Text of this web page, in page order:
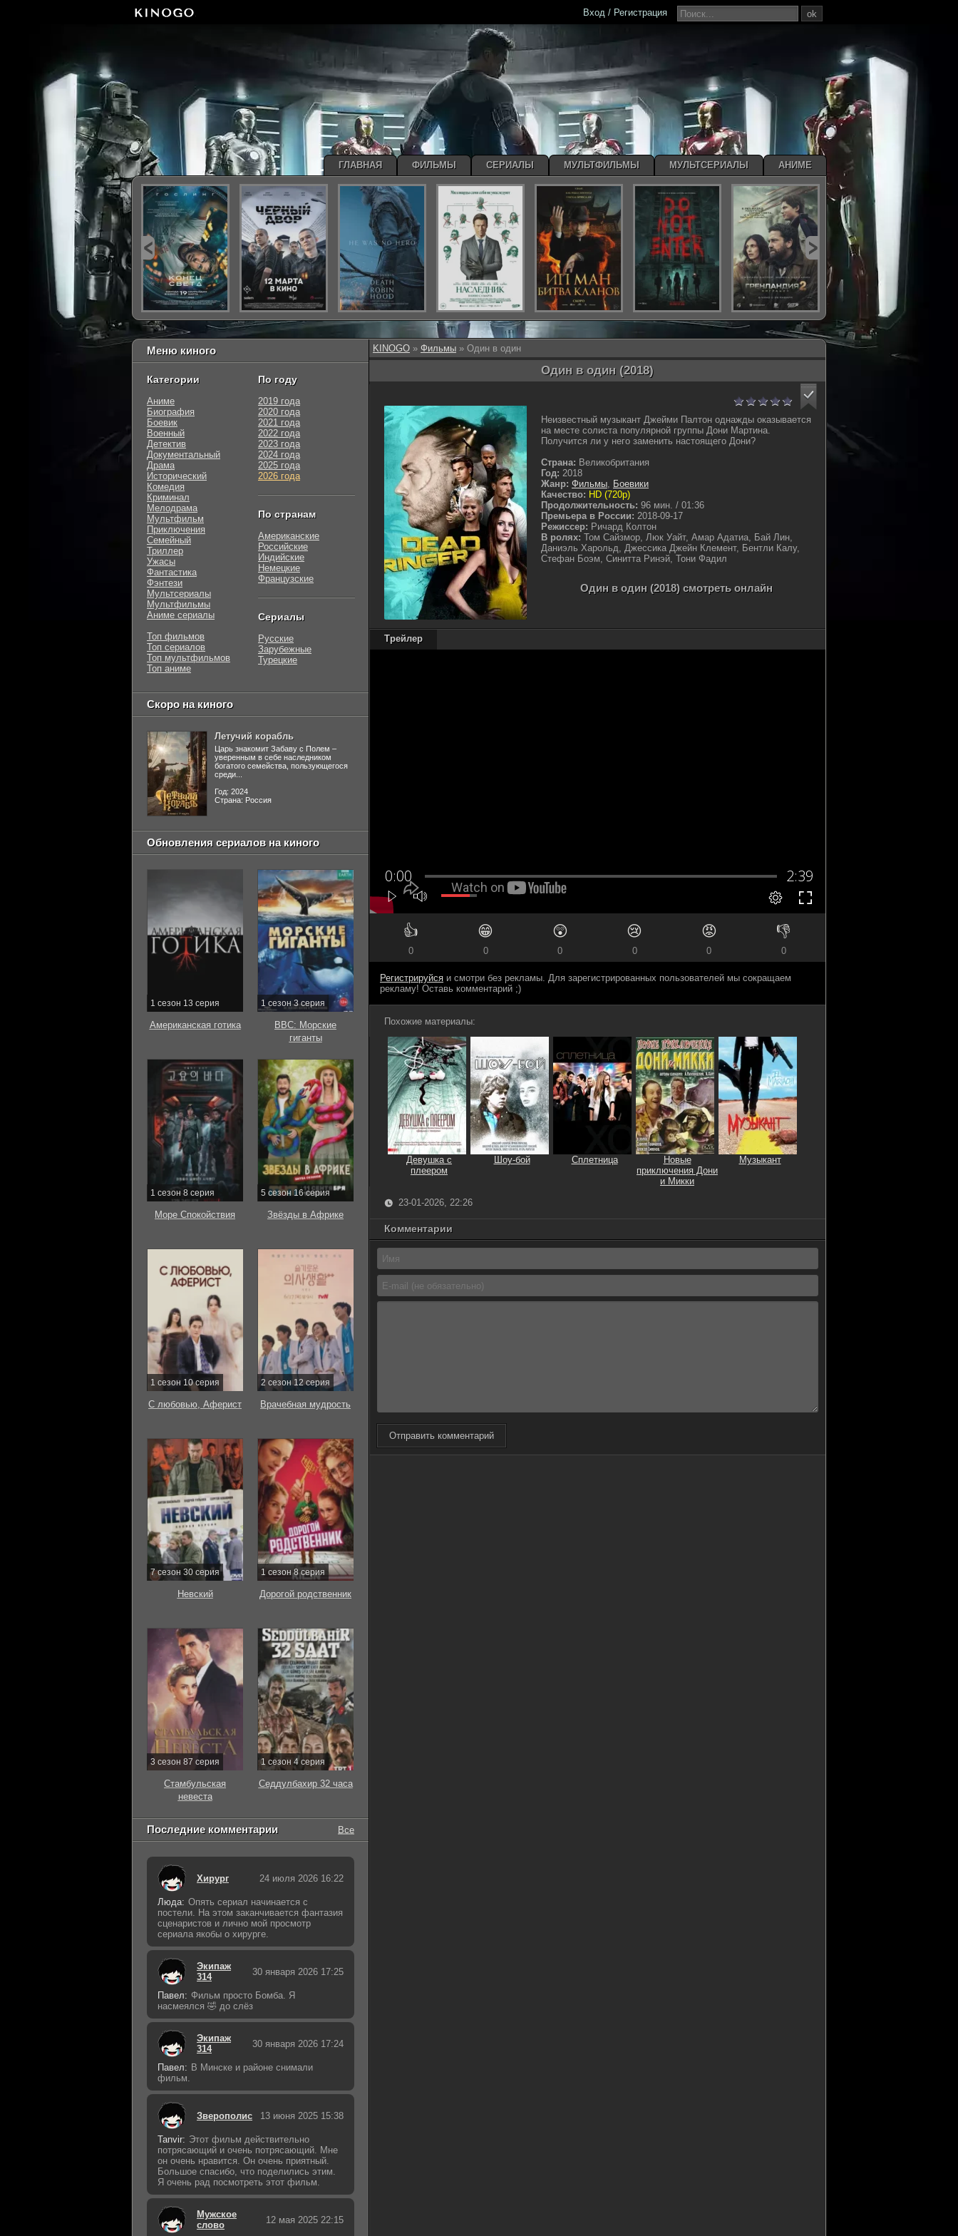
KINOGO » Фильмы » Один в один
Один в один (2018)
Неизвестный музыкант Джейми Палтон однажды оказывается
на месте солиста популярной группы Дони Мартина.
Получится ли у него заменить настоящего Дони?
Страна: Великобритания
Год: 2018
Жанр: Фильмы, Боевики
Качество: HD (720p)
Продолжительность: 96 мин. / 01:36
Премьера в России: 2018-09-17
Режиссер: Ричард Колтон
В ролях: Том Сайзмор, Люк Уайт, Амар Адатиа, Бай Лин,
Даниэль Харольд, Джессика Джейн Клемент, Бентли Калу,
Стефан Боэм, Синитта Ринэй, Тони Фадил
Один в один (2018) смотреть онлайн
Трейлер
👍
0
😁
0
😲
0
😢
0
😡
0
👎
0
Регистрируйся и смотри без рекламы. Для зарегистрированных пользователей мы сокращаем
рекламу! Оставь комментарий ;)
Похожие материалы:
Девушка с
плеером
Шоу-бой Сплетница
Новые
приключения Дони
и Микки
Музыкант
23-01-2026, 22:26
Комментарии
Отправить комментарий
Меню киного
Категории
Аниме
Биография
Боевик
Военный
Детектив
Документальный
Драма
Исторический
Комедия
Криминал
Мелодрама
Мультфильм
Приключения
Семейный
Триллер
Ужасы
Фантастика
Фэнтези
Мультсериалы
Мультфильмы
Аниме сериалы
Топ фильмов
Топ сериалов
Топ мультфильмов
Топ аниме
По году
2019 года
2020 года
2021 года
2022 года
2023 года
2024 года
2025 года
2026 года
По странам
Американские
Российские
Индийские
Немецкие
Французские
Сериалы
Русские
Зарубежные
Турецкие
Скоро на киного
Летучий корабль
Царь знакомит Забаву с Полем –
уверенным в себе наследником
богатого семейства, пользующегося
среди...
Год: 2024
Страна: Россия
Обновления сериалов на киного
1 сезон 13 серия
Американская готика
1 сезон 3 серия
BBC: Морские
гиганты
1 сезон 8 серия
Море Спокойствия
5 сезон 16 серия
Звёзды в Африке
1 сезон 10 серия
С любовью, Аферист
2 сезон 12 серия
Врачебная мудрость
7 сезон 30 серия
Невский
1 сезон 8 серия
Дорогой родственник
3 сезон 87 серия
Стамбульская
невеста
1 сезон 4 серия
Седдулбахир 32 часа
Последние комментарии Все
Хирург 24 июля 2026 16:22
Люда: Опять сериал начинается с
постели. На этом заканчивается фантазия
сценаристов и лично мой просмотр
сериала якобы о хирурге.
Экипаж
314
30 января 2026 17:25
Павел: Фильм просто Бомба. Я
насмеялся 🤣 до слёз
Экипаж
314
30 января 2026 17:24
Павел: В Минске и районе снимали
фильм.
Зверополис 13 июня 2025 15:38
Tanvir: Этот фильм действительно
потрясающий и очень потрясающий. Мне
он очень нравится. Он очень приятный.
Большое спасибо, что поделились этим.
Я очень рад посмотреть этот фильм.
Мужское
слово
12 мая 2025 22:15
ok
Вход / Регистрация
ГЛАВНАЯ ФИЛЬМЫ СЕРИАЛЫ МУЛЬТФИЛЬМЫ МУЛЬТСЕРИАЛЫ АНИМЕ